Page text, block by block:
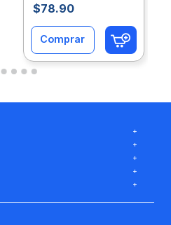
$78.90
Comprar
+
+
+
+
+